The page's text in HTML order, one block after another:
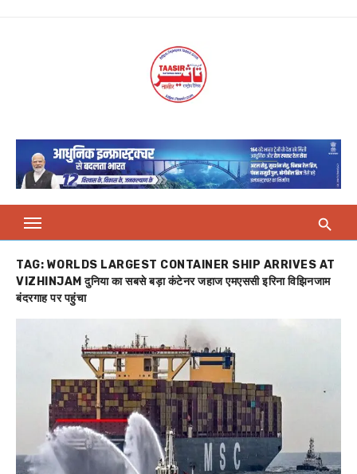
TAG: WORLDS LARGEST CONTAINER SHIP ARRIVES AT
VIZHINJAM दुनिया का सबसे बड़ा कंटेनर जहाज एमएससी इरिना विझिनजाम
बंदरगाह पर पहुंचा